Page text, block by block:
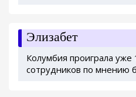
Элизабет
Колумбия проиграла уже
сотрудников по мнению